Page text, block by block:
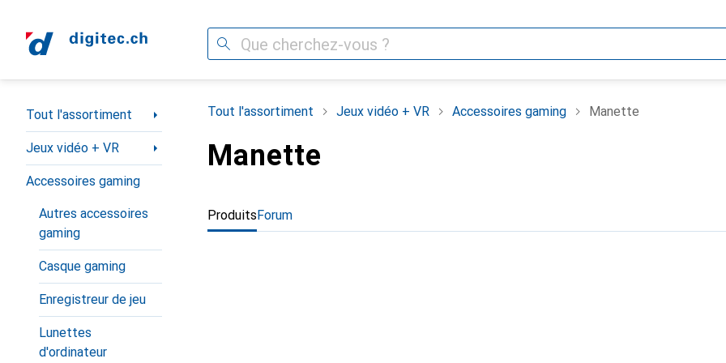
Recherche
Navigation par catégorie
Tout l'assortiment
Jeux vidéo + VR
Accessoires gaming
Autres accessoires
gaming
Casque gaming
Enregistreur de jeu
Lunettes
d'ordinateur
Tout l'assortiment Jeux vidéo + VR Accessoires gaming Manette
Manette
ProduitsForum